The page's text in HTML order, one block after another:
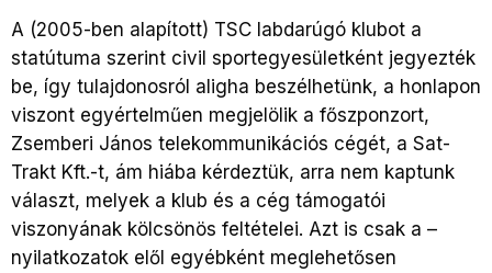
A (2005-ben alapított) TSC labdarúgó klubot a
statútuma szerint civil sportegyesületként jegyezték
be, így tulajdonosról aligha beszélhetünk, a honlapon
viszont egyértelműen megjelölik a főszponzort,
Zsemberi János telekommunikációs cégét, a Sat-
Trakt Kft.-t, ám hiába kérdeztük, arra nem kaptunk
választ, melyek a klub és a cég támogatói
viszonyának kölcsönös feltételei. Azt is csak a –
nyilatkozatok elől egyébként meglehetősen